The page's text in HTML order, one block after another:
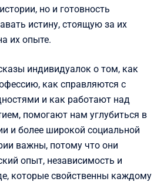
но и готовность
истину, стоящую за их
их опыте.
индивидуалок о том, как
как справляются с
и как работают над
помогают нам углубиться в
и более широкой социальной
важны, потому что они
опыт, независимость и
которые свойственны каждому